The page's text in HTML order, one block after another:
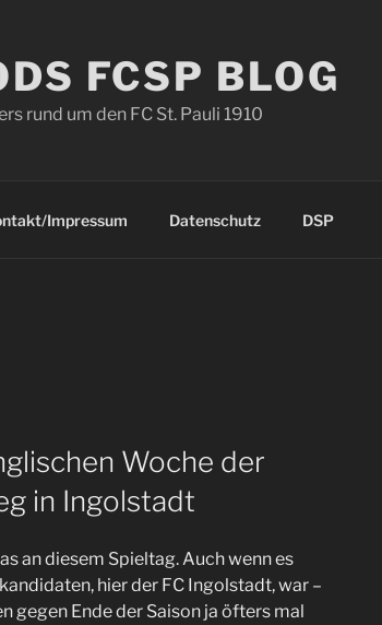
FCSP BLOG
rund um den FC St. Pauli 1910
Impressum Datenschutz DSP
Woche der
in Ingolstadt
an diesem Spieltag. Auch wenn es
hier der FC Ingolstadt, war –
gegen Ende der Saison ja öfters mal